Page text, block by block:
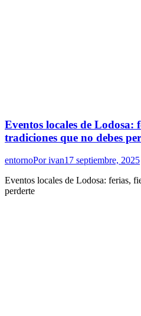
Eventos locales de Lodosa:
tradiciones que no debes
entornoPorivan17 septiembre, 2025
Eventos locales de Lodosa: ferias,
perderte